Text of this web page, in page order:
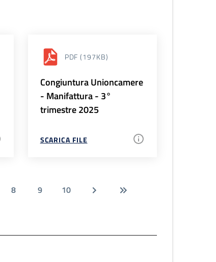
PDF (197KB)
Congiuntura Unioncamere
- Manifattura - 3°
trimestre 2025
SCARICA FILE
8 9 10